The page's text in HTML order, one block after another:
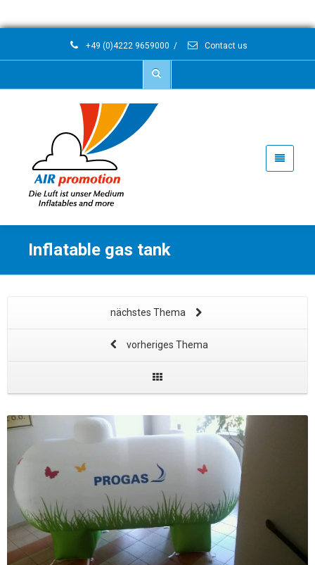
+49 (0)4222 9659000 / Contact us
Inflatable gas tank
nächstes Thema
vorheriges Thema